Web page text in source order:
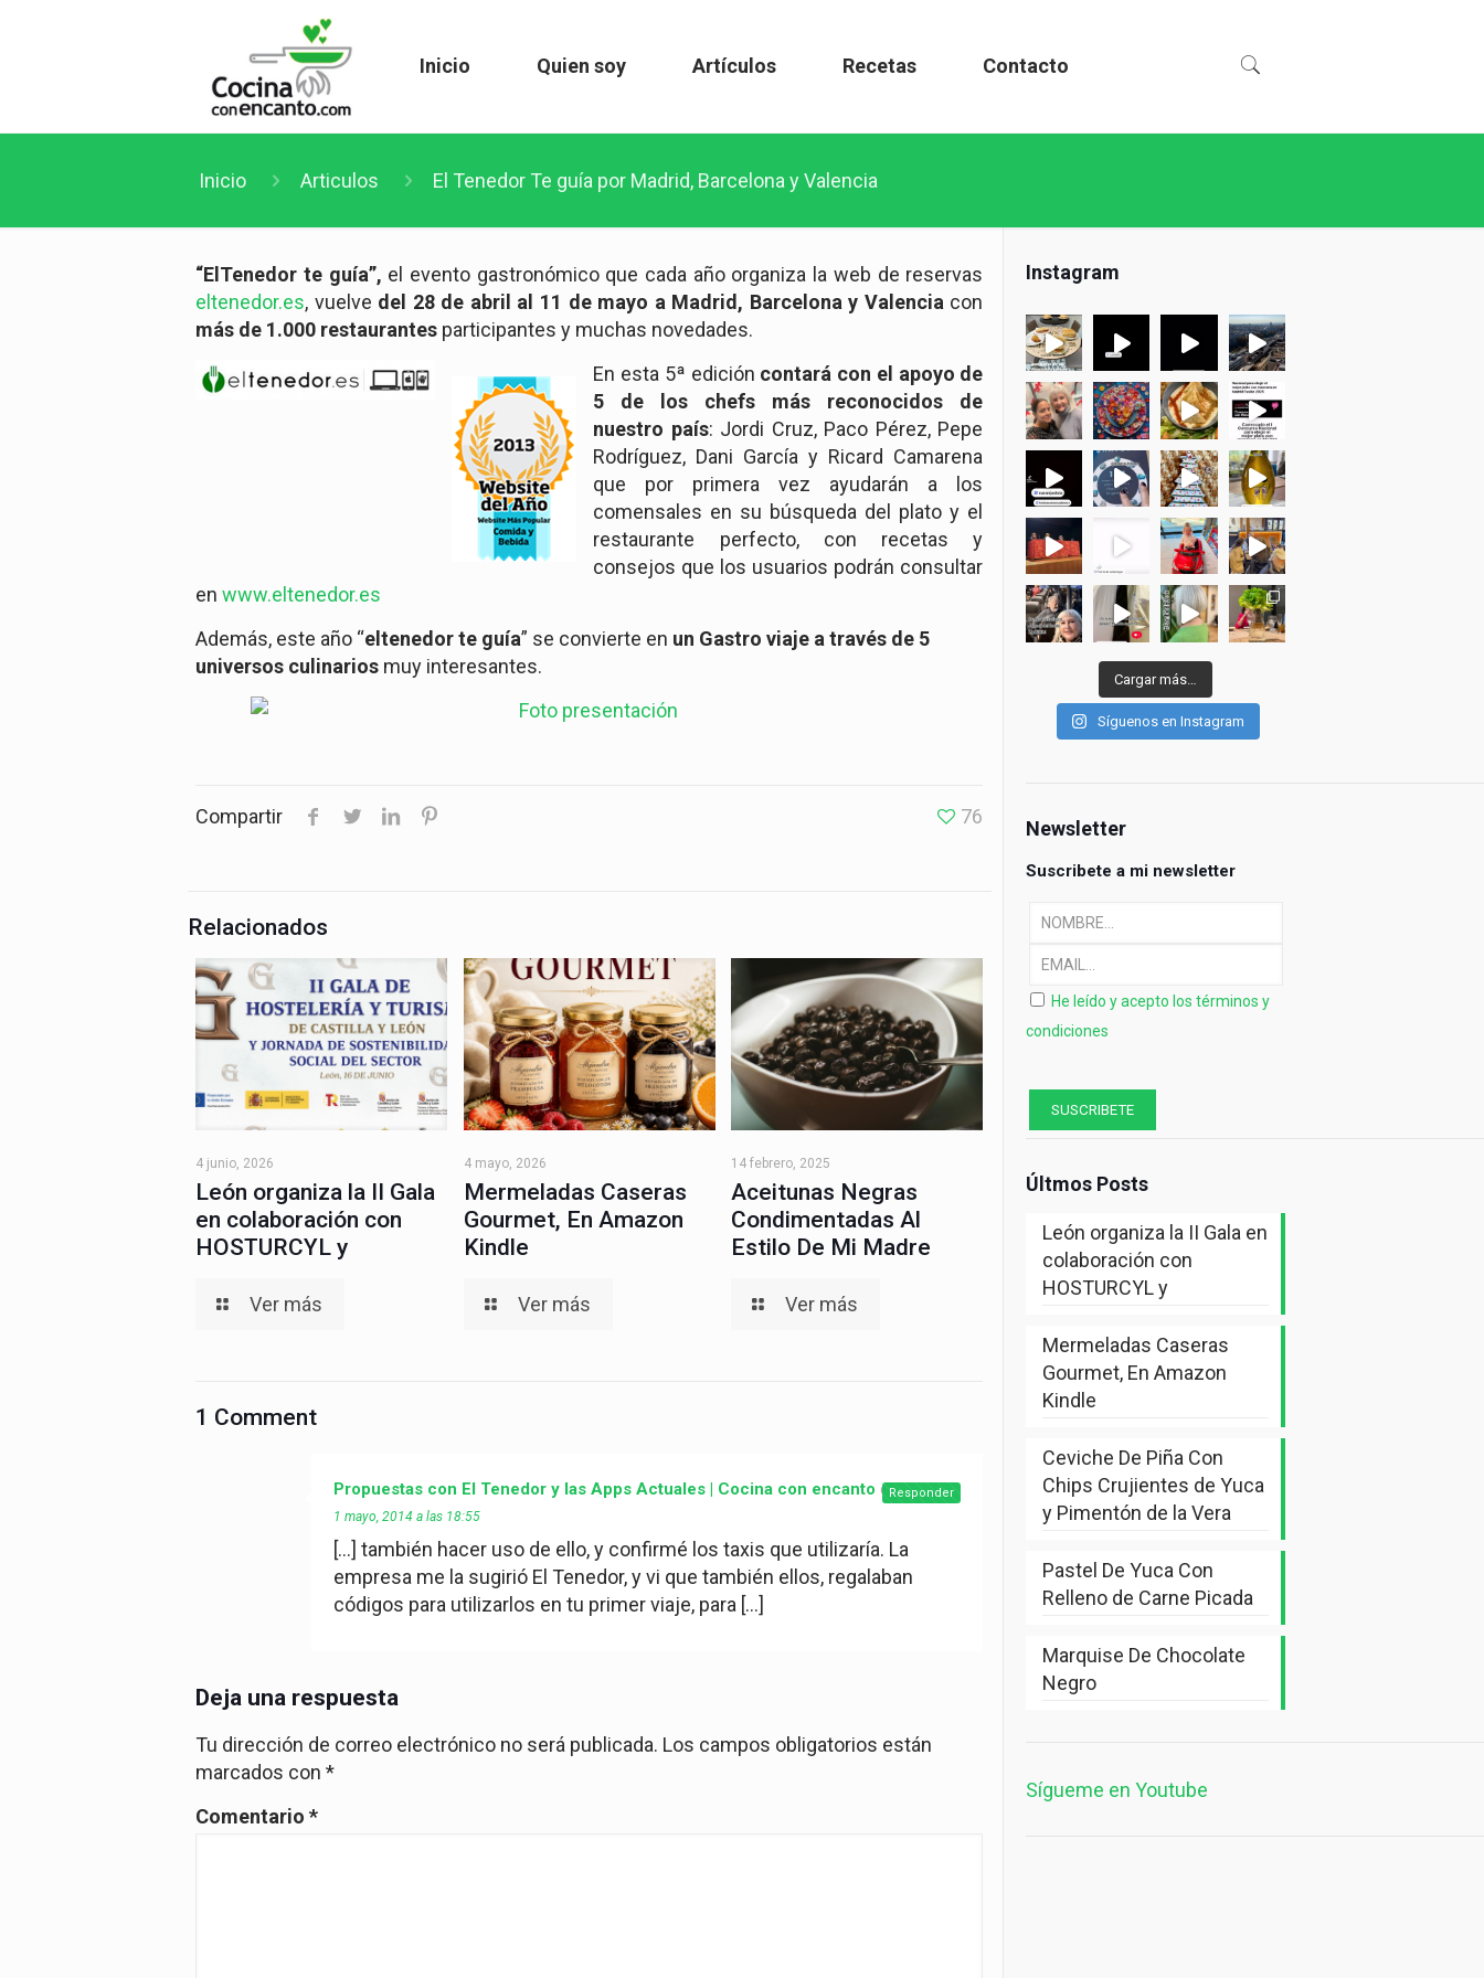
Inicio Quien soy Artículos Recetas Contacto
Inicio Articulos El Tenedor Te guía por Madrid, Barcelona y Valencia
“ElTenedor te guía”, el evento gastronómico que cada año organiza la web de reservas
eltenedor.es, vuelve del 28 de abril al 11 de mayo a Madrid, Barcelona y Valencia con
más de 1.000 restaurantes participantes y muchas novedades.
En esta 5ª edición contará con el apoyo de
5 de los chefs
más reconocidos de
nuestro país: Jordi Cruz, Paco Pérez, Pepe
Rodríguez, Dani García y Ricard Camarena
que por primera vez ayudarán a los
comensales en su búsqueda del plato y el
restaurante perfecto, con recetas y
consejos que los usuarios podrán consultar
enwww.eltenedor.es
Además, este año “eltenedor te guía” se convierte en un Gastro viaje a través de 5
universos culinarios muy interesantes.
Compartir 76
Relacionados
4 junio, 2026
León organiza la II Gala
en colaboración con
HOSTURCYL y
Ver más
4 mayo, 2026
Mermeladas Caseras
Gourmet, En Amazon
Kindle
Ver más
14 febrero, 2025
Aceitunas Negras
Condimentadas Al
Estilo De Mi Madre
Ver más
1 Comment
Propuestas con El Tenedor y las Apps Actuales | Cocina con encanto dice:
1 mayo, 2014 a las 18:55
[…] también hacer uso de ello, y confirmé los taxis que utilizaría. La
empresa me la sugirió El Tenedor, y vi que también ellos, regalaban
códigos para utilizarlos en tu primer viaje, para […]
Responder
Deja una respuesta
Tu dirección de correo electrónico no será publicada. Los campos obligatorios están
marcados con*
Comentario*
Instagram
Cargar más…
Síguenos en Instagram
Newsletter
Suscribete a mi newsletter
He leído y acepto los términos y
condiciones
Últmos Posts
León organiza la II Gala en
colaboración con
HOSTURCYL y
Mermeladas Caseras
Gourmet, En Amazon
Kindle
Ceviche De Piña Con
Chips Crujientes de Yuca
y Pimentón de la Vera
Pastel De Yuca Con
Relleno de Carne Picada
Marquise De Chocolate
Negro
Sígueme en Youtube